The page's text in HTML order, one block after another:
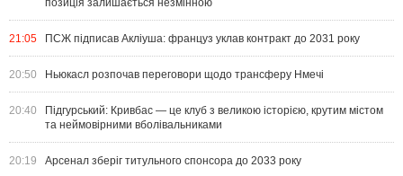
позиція залишається незмінною
21:05 ПСЖ підписав Акліуша: француз уклав контракт до 2031 року
20:50 Ньюкасл розпочав переговори щодо трансферу Нмечі
20:40
Підгурський: Кривбас — це клуб з великою історією, крутим містом
та неймовірними вболівальниками
20:19 Арсенал зберіг титульного спонсора до 2033 року